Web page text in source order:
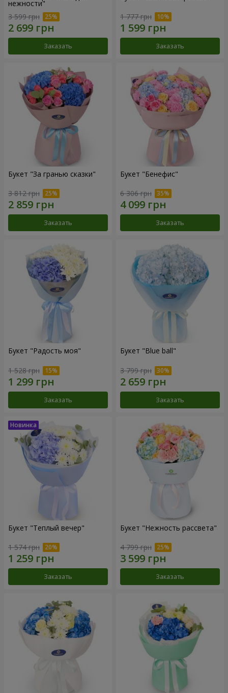
нежности"
3 599 грн
Заказать
1 777 грн
Заказать
Букет "За гранью сказки"
3 812 грн
Заказать
Букет "Бенефис"
6 306 грн
Заказать
Букет "Радость моя"
1 528 грн
Заказать
Букет "Blue ball"
3 799 грн
Заказать
Букет "Теплый вечер"
1 574 грн
Заказать
Букет "Нежность рассвета"
4 799 грн
Заказать